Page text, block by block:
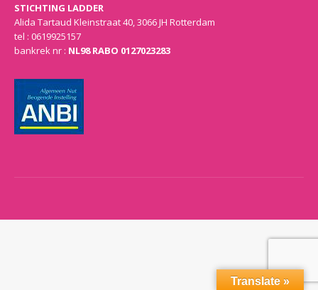
STICHTING LADDER
Alida Tartaud Kleinstraat 40, 3066 JH Rotterdam
tel : 0619925157
bankrek nr : NL98 RABO 0127023283
Translate »